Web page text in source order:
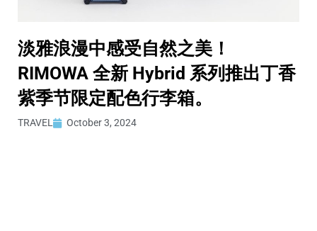
淡雅浪漫中感受自然之美！
RIMOWA 全新 Hybrid 系列推出丁香
紫季节限定配色行李箱。
TRAVEL October 3, 2024